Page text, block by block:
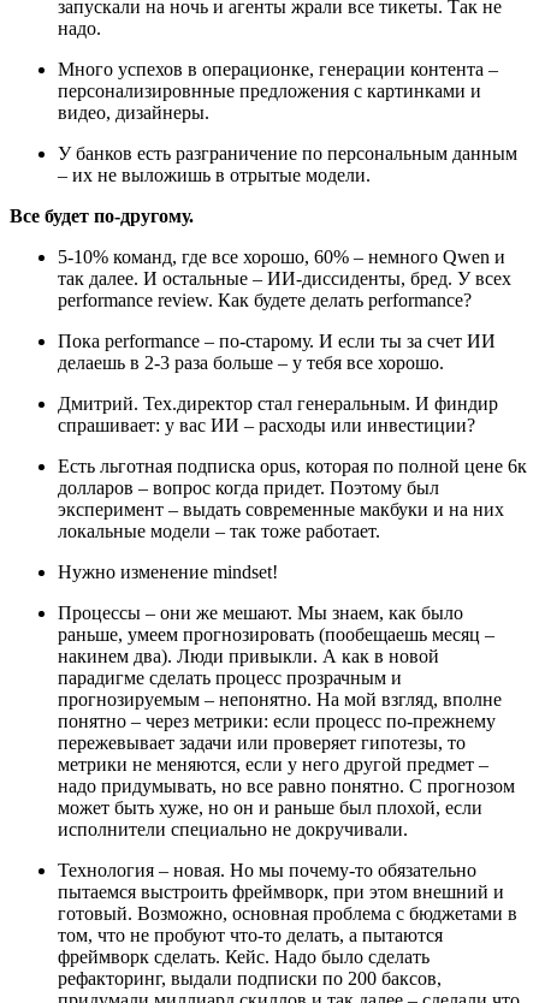
запускали на ночь и агенты жрали все тикеты. Так не
надо.
Много успехов в операционке, генерации контента –
персонализировнные предложения с картинками и
видео, дизайнеры.
У банков есть разграничение по персональным данным
– их не выложишь в отрытые модели.
Все будет по-другому.
5-10% команд, где все хорошо, 60% – немного Qwen и
так далее. И остальные – ИИ-диссиденты, бред. У всех
performance review. Как будете делать performance?
Пока performance – по-старому. И если ты за счет ИИ
делаешь в 2-3 раза больше – у тебя все хорошо.
Дмитрий. Тех.директор стал генеральным. И финдир
спрашивает: у вас ИИ – расходы или инвестиции?
Есть льготная подписка opus, которая по полной цене 6к
долларов – вопрос когда придет. Поэтому был
эксперимент – выдать современные макбуки и на них
локальные модели – так тоже работает.
Нужно изменение mindset!
Процессы – они же мешают. Мы знаем, как было
раньше, умеем прогнозировать (пообещаешь месяц –
накинем два). Люди привыкли. А как в новой
парадигме сделать процесс прозрачным и
прогнозируемым – непонятно. На мой взгляд, вполне
понятно – через метрики: если процесс по-прежнему
пережевывает задачи или проверяет гипотезы, то
метрики не меняются, если у него другой предмет –
надо придумывать, но все равно понятно. С прогнозом
может быть хуже, но он и раньше был плохой, если
исполнители специально не докручивали.
Технология – новая. Но мы почему-то обязательно
пытаемся выстроить фреймворк, при этом внешний и
готовый. Возможно, основная проблема с бюджетами в
том, что не пробуют что-то делать, а пытаются
фреймворк сделать. Кейс. Надо было сделать
рефакторинг, выдали подписки по 200 баксов,